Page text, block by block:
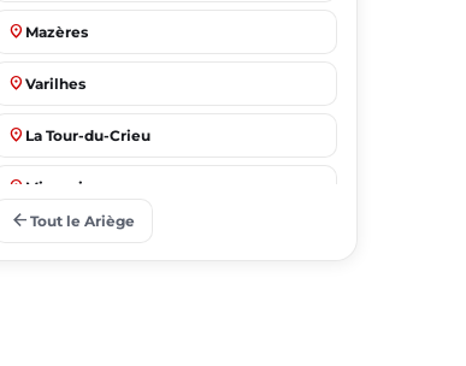
place Mazères
place Varilhes
place La Tour-du-Crieu
place Mirepoix
arrow_back Tout le Ariège